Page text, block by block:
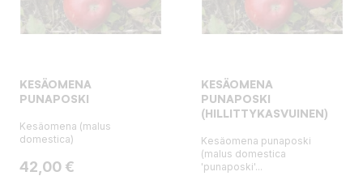
KESÄOMENA
PUNAPOSKI
Kesäomena (malus
domestica)
Hinta
42,00 €
KESÄOMENA
PUNAPOSKI
(HILLITTYKASVUINEN)
Kesäomena punaposki
(malus domestica
'punaposki'...